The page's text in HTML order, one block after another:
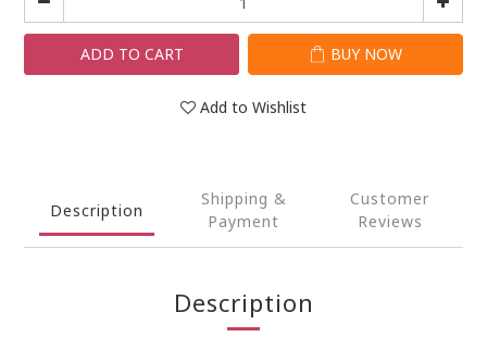
ADD TO CART BUY NOW
Add to Wishlist
Description
Shipping &
Payment
Customer
Reviews
Description